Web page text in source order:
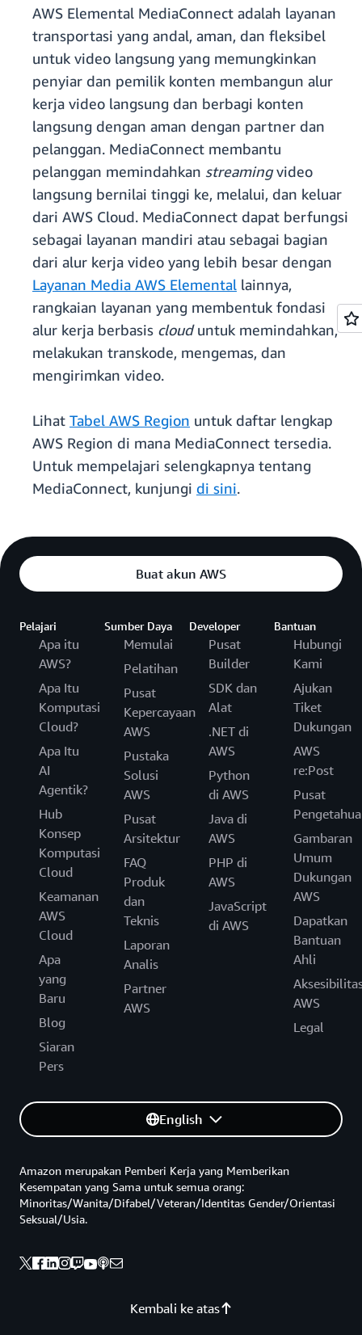
AWS Elemental MediaConnect adalah layanan
transportasi yang andal, aman, dan fleksibel
untuk video langsung yang memungkinkan
penyiar dan pemilik konten membangun alur
kerja video langsung dan berbagi konten
langsung dengan aman dengan partner dan
pelanggan. MediaConnect membantu
pelanggan memindahkan streamingvideo
langsung bernilai tinggi ke, melalui, dan keluar
dari AWS Cloud. MediaConnect dapat berfungsi
sebagai layanan mandiri atau sebagai bagian
dari alur kerja video yang lebih besar dengan
Layanan Media AWS Elemental lainnya,
rangkaian layanan yang membentuk fondasi
alur kerja berbasis clouduntuk memindahkan,
melakukan transkode, mengemas, dan
mengirimkan video.
Lihat Tabel AWS Region untuk daftar lengkap
AWS Region di mana MediaConnect tersedia.
Untuk mempelajari selengkapnya tentang
MediaConnect, kunjungi di sini.
Buat akun AWS
Pelajari
Apa itu
AWS?
Apa Itu
Komputasi
Cloud?
Apa Itu
AI
Agentik?
Hub
Konsep
Komputasi
Cloud
Keamanan
AWS
Cloud
Apa
yang
Baru
Blog
Siaran
Pers
Sumber Daya
Memulai
Pelatihan
Pusat
Kepercayaan
AWS
Pustaka
Solusi
AWS
Pusat
Arsitektur
FAQ
Produk
dan
Teknis
Laporan
Analis
Partner
AWS
Developer
Pusat
Builder
SDK dan
Alat
.NET di
AWS
Python
di AWS
Java di
AWS
PHP di
AWS
JavaScript
di AWS
Bantuan
Hubungi
Kami
Ajukan
Tiket
Dukungan
AWS
re:Post
Pusat
Gambaran
Umum
Dukungan
AWS
Dapatkan
Bantuan
Ahli
AWS
Legal
English
Kembali ke atas
Amazon merupakan Pemberi Kerja yang Memberikan
Kesempatan yang Sama untuk semua orang:
Minoritas/Wanita/Difabel/Veteran/Identitas Gender/Orientasi
Seksual/Usia.